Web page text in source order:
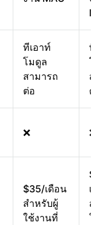
ทีเอาท์
โมดูล
สามารถ
ต่อ
ทีเ
โ
ส
ต่อ
❌ ❌
$35/เดือน
สำหรับผู้
ใช้งานที่
เดื
ส
ใช้